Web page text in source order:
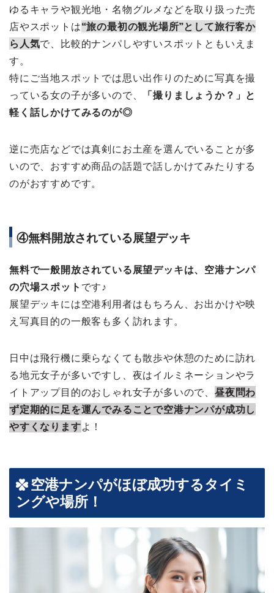
ゆるキャラや観光地・名物グルメなどを取り扱った売
店やスポットは“旅の最初の観光場所”として旅行客か
ら人気で、比較的ナンパしやすいスポットともいえま
す。
特にご当地スポットでは思い出作りのために写真を撮
っている女の子が多いので、
「撮りましょうか？」と
軽く話しかけてみるのが◎
逆に売店などでは真剣にお土産を選んでいることが多
いので、おすすめ商品の話題で話しかけてみたりする
のがおすすめです。
④無料開放されている展望デッキ
無料で一般開放されている展望デッキは、空港ナンパ
の穴場スポット です♪
展望デッキには空港利用者はもちろん、お出かけや映
え写真目的の一般客も多く訪れます。
日中は飛行機に乗らなくても散歩や休憩のために訪れ
る地元女子が多いですし、夜はイルミネーションやラ
イトアップ目的のおしゃれ女子が多いので、 昼夜問わ
ず定期的に足を運んでみることで空港ナンパが成功し
やすくなりますよ！
空港ナンパがほぼ成功するタイミ
ングや場所！